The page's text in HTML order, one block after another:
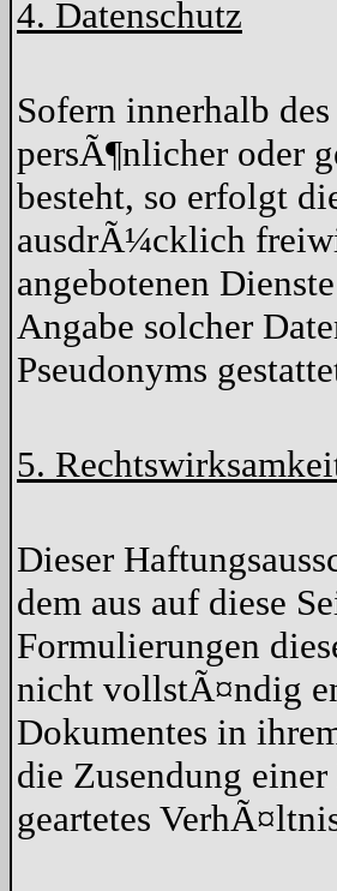
4. Datenschutz
Sofern innerhalb
persÃ¶nlicher oder
besteht, so erfolgt
ausdrÃ¼cklich
angebotenen
Angabe solcher
Pseudonyms
5.
Dieser
dem aus auf diese
Formulierungen
nicht vollstÃ¤ndig
Dokumentes in
die Zusendung
geartetes